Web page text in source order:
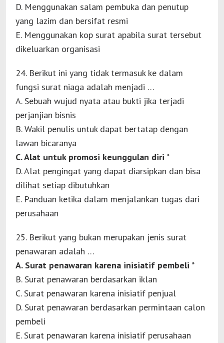
D. Menggunakan salam pembuka dan penutup
yang lazim dan bersifat resmi
E. Menggunakan kop surat apabila surat tersebut
dikeluarkan organisasi
24. Berikut ini yang tidak termasuk ke dalam
fungsi surat niaga adalah menjadi …
A. Sebuah wujud nyata atau bukti jika terjadi
perjanjian bisnis
B. Wakil penulis untuk dapat bertatap dengan
lawan bicaranya
C. Alat untuk promosi keunggulan diri *
D. Alat pengingat yang dapat diarsipkan dan bisa
dilihat setiap dibutuhkan
E. Panduan ketika dalam menjalankan tugas dari
perusahaan
25. Berikut yang bukan merupakan jenis surat
penawaran adalah …
A. Surat penawaran karena inisiatif pembeli *
B. Surat penawaran berdasarkan iklan
C. Surat penawaran karena inisiatif penjual
D. Surat penawaran berdasarkan permintaan calon
pembeli
E. Surat penawaran karena inisiatif perusahaan